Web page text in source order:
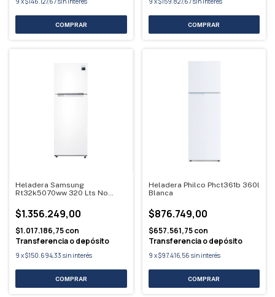
Heladera Samsung
Rt32k5070ww 320 Lts No
$1.356.249,00
$1.017.186,75con
Transferencia o depósito
9 x$150.694,33 sin interés
Heladera Philco Phct361b 360l
Blanca
$876.749,00
$657.561,75con
Transferencia o depósito
9 x$97.416,56 sin interés